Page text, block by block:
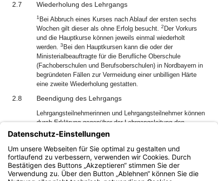
2.7 Wiederholung des Lehrgangs
1 Bei Abbruch eines Kurses nach Ablauf der ersten sechs
Wochen gilt dieser als ohne Erfolg besucht. 2 Der Vorkurs
und die Hauptkurse können jeweils einmal wiederholt
werden. 3 Bei den Hauptkursen kann die oder der
Ministerialbeauftragte für die Berufliche Oberschule
(Fachoberschulen und Berufsoberschulen) in Nordbayern in
begründeten Fällen zur Vermeidung einer unbilligen Härte
eine zweite Wiederholung gestatten.
2.8 Beendigung des Lehrgangs
Lehrgangsteilnehmerinnen und Lehrgangsteilnehmer können
durch Erklärung gegenüber der Lehrgangsleitung den
Lehrgangsbesuch beenden; ein Anspruch auf Erstattung
des geleisteten Aufwendungsersatzes besteht nur, wenn die
Erklärung vor Beginn des Lehrgangs gemäß Nr. 2.1.4
abgegeben wurde.